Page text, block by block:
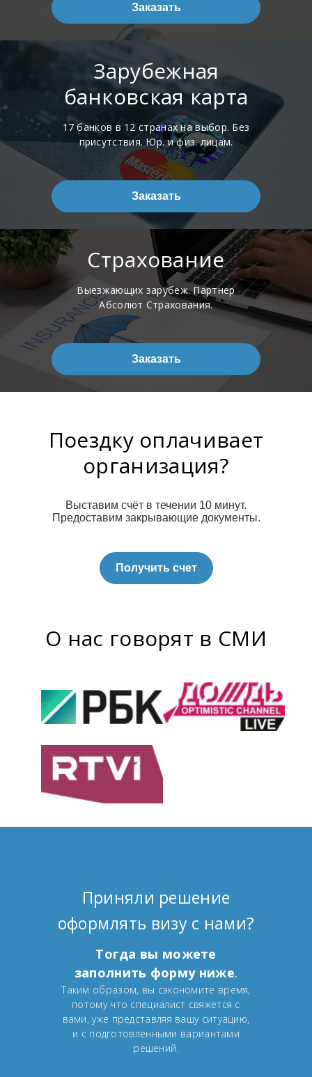
Заказать
Зарубежная
банковская карта
17 банков в 12 странах на выбор. Без
присутствия. Юр. и физ. лицам.
Заказать
Страхование
Выезжающих зарубеж. Партнер
Абсолют Страхования.
Заказать
Поездку оплачивает
организация?
Выставим счёт в течении 10 минут.
Предоставим закрывающие документы.
Получить счет
О нас говорят в СМИ
Приняли решение
оформлять визу с нами?
Тогда вы можете
заполнить форму ниже.
Таким образом, вы сэкономите время,
потому что специалист свяжется с
вами, уже представляя вашу ситуацию,
и с подготовленными вариантами
решений.